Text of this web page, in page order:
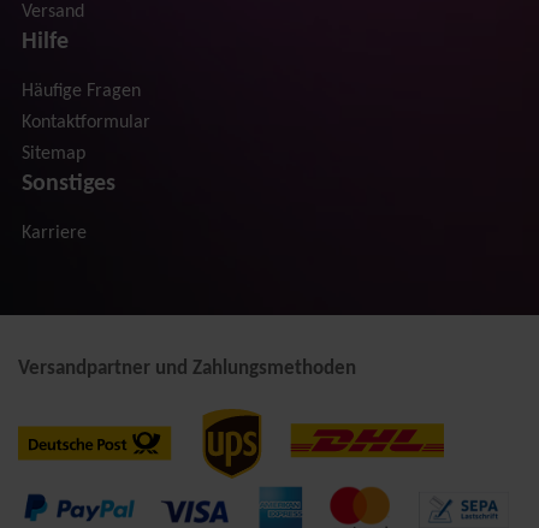
Versand
Hilfe
Häufige Fragen
Kontaktformular
Sitemap
Sonstiges
Karriere
Versandpartner und Zahlungsmethoden